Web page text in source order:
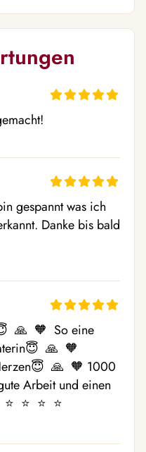
gespannt was ich
Danke bis bald
🙏  🧡  So eine
🙏  🧡
🙏  🧡 1000
Arbeit und einen
⭐  ⭐  ⭐